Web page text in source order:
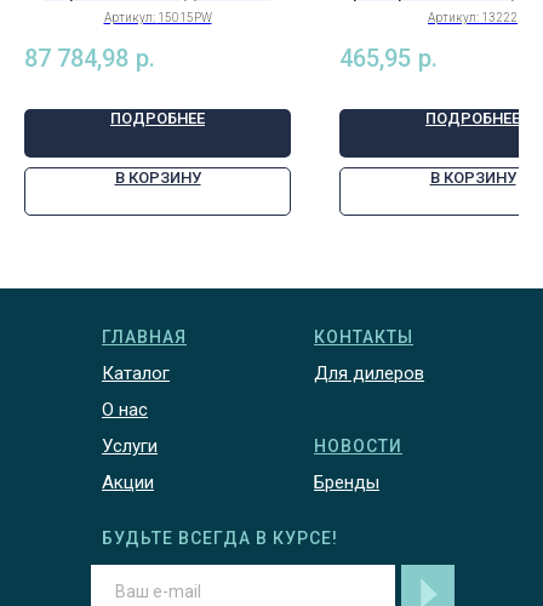
кольцом ( для изм.
пероксида водорода),
потенц., арт. 15015PW
Артикул: 15015PW
87 784,98 р.
ПОДРОБНЕЕ
В КОРЗИНУ
насосов descon
Артикул: 13222
465,95 р.
ПОДРОБНЕЕ
В КОРЗИНУ
ГЛАВНАЯ
Каталог
О нас
Услуги
Акции
КОНТАКТЫ
Для дилеров
НОВОСТИ
Бренды
БУДЬТЕ ВСЕГДА В КУРСЕ!